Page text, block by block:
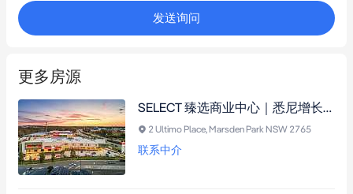
发送询问
更多房源
SELECT 臻选商业中心｜悉尼增长引擎中的零售中心，全新建成，100% 满租！
2 Ultimo Place, Marsden Park NSW 2765
联系中介